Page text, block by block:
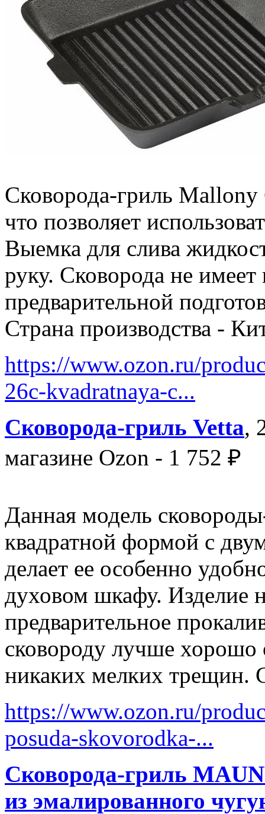
Сковорода-гриль
что позволяет
Выемка для слива
руку. Сковорода не
предварительной
Страна производства -
https://www.ozon.ru/
26c-kvadratnaya-c...
Сковорода-гриль Vetta,
магазине Ozon - 1 752 ₽
Данная модель
квадратной формой с
делает ее особенно
духовом шкафу. Изделие
предварительное
сковороду лучше
никаких мелких трещин.
https://www.ozon.ru/
posuda-skovorodka-...
Cковорода-гриль
из эмалированного